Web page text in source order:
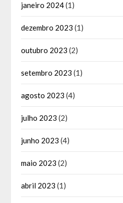
janeiro 2024(1)
dezembro 2023 (1)
outubro 2023 (2)
setembro 2023 (1)
agosto 2023 (4)
julho 2023 (2)
junho 2023 (4)
maio 2023 (2)
abril 2023 (1)